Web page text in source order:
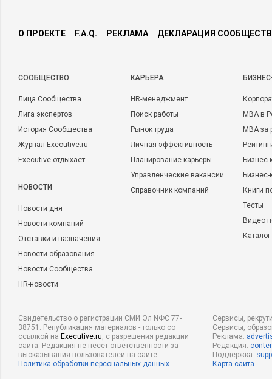
О ПРОЕКТЕ F.A.Q. РЕКЛАМА ДЕКЛАРАЦИЯ
CООБЩЕСТВО
Лица Сообщества
Лига экспертов
История Сообщества
Журнал Executive.ru
Executive отдыхает
НОВОСТИ
Новости дня
Новости компаний
Отставки и назначения
Новости образования
Новости Сообщества
HR-новости
КАРЬЕРА
HR-менеджмент
Поиск работы
Рынок труда
Личная эффективность
Планирование карьеры
Управленческие вакансии
Справочник компаний
MBA в
MBA
Бизнес-
Книги
Тесты
Видео
Свидетельство о регистрации СМИ Эл NФС 77-
38751. Републикация материалов - только со
ссылкой на Executive.ru, с разрешения редакции
сайта. Редакция не несет ответственности за
высказывания пользователей на сайте.
Политика обработки персональных данных
Сервисы,
Сервисы,
Реклама:
Редакция:
Поддержка:
Карта сайта